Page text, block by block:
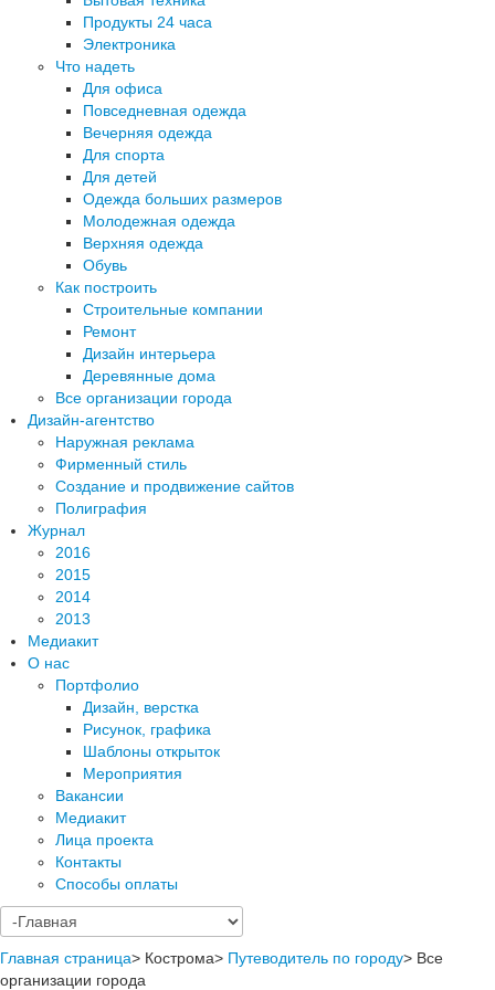
Продукты 24 часа
Электроника
Что надеть
Для офиса
Повседневная одежда
Вечерняя одежда
Для спорта
Для детей
Одежда больших размеров
Молодежная одежда
Верхняя одежда
Обувь
Как построить
Строительные компании
Ремонт
Дизайн интерьера
Деревянные дома
Все организации города
Дизайн-агентство
Наружная реклама
Фирменный стиль
Создание и продвижение сайтов
Полиграфия
Журнал
2016
2015
2014
2013
Медиакит
О нас
Портфолио
Дизайн, верстка
Рисунок, графика
Шаблоны открыток
Мероприятия
Вакансии
Медиакит
Лица проекта
Контакты
Способы оплаты
Главная страница> Кострома> Путеводитель по городу> Все
организации города